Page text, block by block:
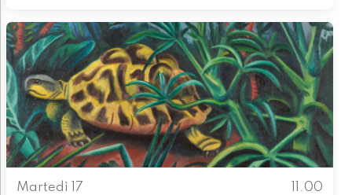
Martedì 17
11.00